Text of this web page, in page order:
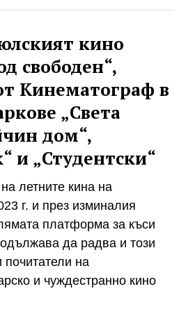
кино
свободен“,
Кинематограф в
„Света
дом“,
и „Студентски“
летните кина на
г. и през изминалия
платформа за къси
да радва и този
на
и чуждестранно кино